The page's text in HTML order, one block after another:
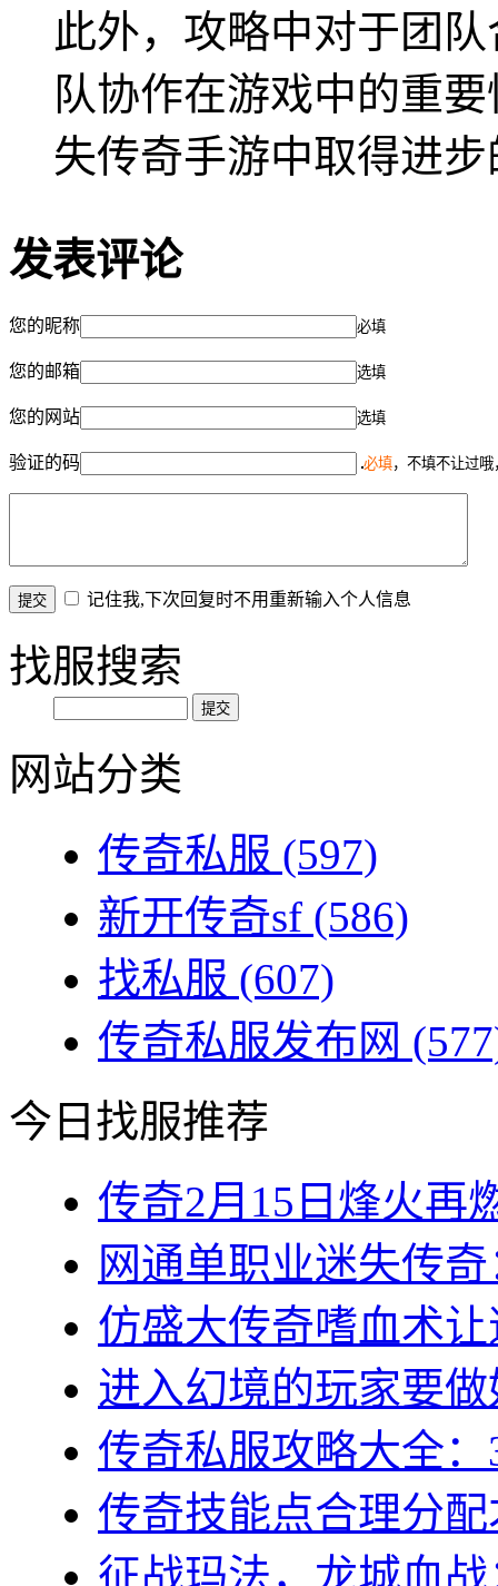
此外，攻略中对于团
队协作在游戏中的重
失传奇手游中取得进
发表评论
您的昵称 必填
您的邮箱 选填
您的网站 选填
验证的码 必填，不填不让过
记住我,下次回复时不用重新输入个人信息
找服搜索
网站分类
传奇私服 (597)
新开传奇sf (586)
找私服 (607)
传奇私服发布网
今日找服推荐
传奇2月15日烽火再
网通单职业迷失传
仿盛大传奇嗜血术
进入幻境的玩家要
传奇私服攻略大全
传奇技能点合理分
征战玛法，龙城血